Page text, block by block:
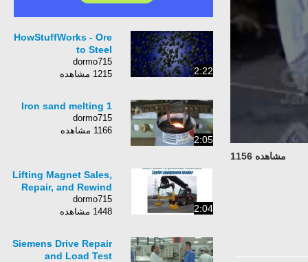
مشاهده 1156
2:22
HowStuffWorks - Ore
to Steel
dormo715
1215 مشاهده
2:05
Iron sand melting 1
dormo715
1166 مشاهده
2:04
Lifting Magnet Sales,
Repair, and Rewind
dormo715
1448 مشاهده
Siemens Drive Repair
and Load Test